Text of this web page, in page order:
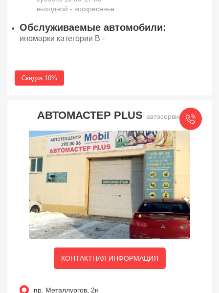
выходной - воскресенье
Обслуживаемые автомобили:
иномарки категории В -
Скидка 10%
АВТОМАСТЕР PLUS автосервис
КОНТАКТНАЯ ИНФОРМАЦИЯ
пр. Металлургов, 2н